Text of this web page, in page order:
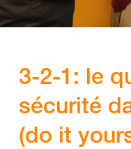
3-2-1: le
sécurité
(do it